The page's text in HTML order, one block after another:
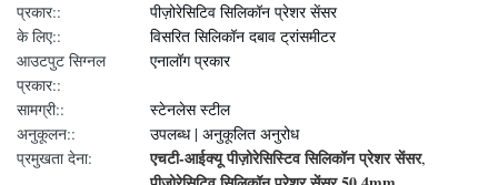
प्रकार::
पीज़ोरेसिटिव सिलिकॉन प्रेशर सेंसर
के लिए::
विसरित सिलिकॉन दबाव ट्रांसमीटर
आउटपुट सिग्नल
प्रकार::
एनालॉग प्रकार
सामग्री::
स्टेनलेस स्टील
अनुकूलन::
उपलब्ध | अनुकूलित अनुरोध
प्रमुखता देना:
एचटी-आईक्यू पीज़ोरेसिस्टिव सिलिकॉन प्रेशर सेंसर,